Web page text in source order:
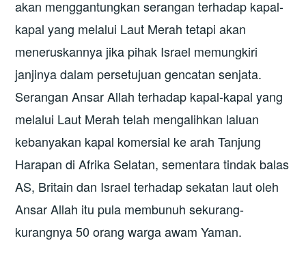
akan menggantungkan serangan terhadap kapal-
kapal yang melalui Laut Merah tetapi akan
meneruskannya jika pihak Israel memungkiri
janjinya dalam persetujuan gencatan senjata.
Serangan Ansar Allah terhadap kapal-kapal yang
melalui Laut Merah telah mengalihkan laluan
kebanyakan kapal komersial ke arah Tanjung
Harapan di Afrika Selatan, sementara tindak balas
AS, Britain dan Israel terhadap sekatan laut oleh
Ansar Allah itu pula membunuh sekurang-
kurangnya 50 orang warga awam Yaman.